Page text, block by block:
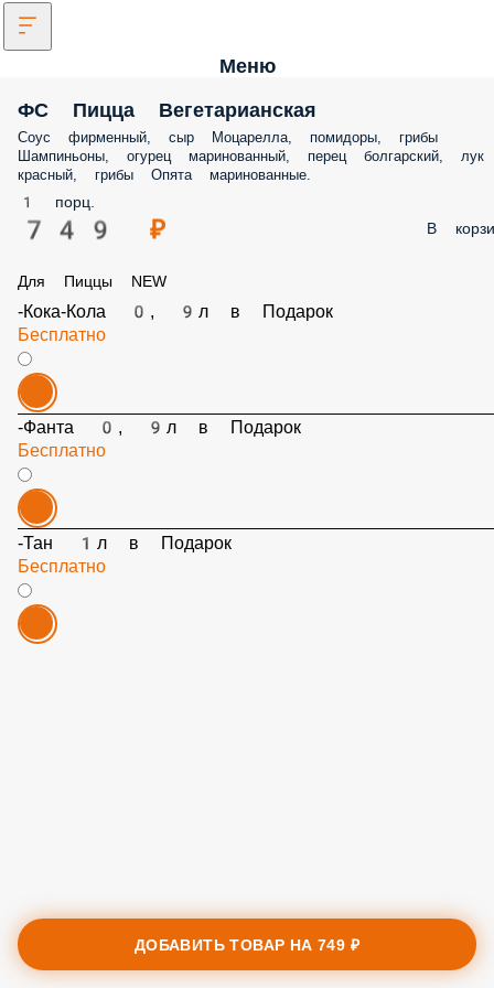
Меню
ФС Пицца Вегетарианская
Соус фирменный, сыр Моцарелла, помидоры, грибы
Шампиньоны, огурец маринованный, перец болгарский, лук
красный, грибы Опята маринованные.
1 порц.
749 ₽ В
Для Пиццы NEW
-Кока-Кола 0, 9л в Подарок
Бесплатно
-Фанта 0, 9л в Подарок
Бесплатно
-Тан 1л в Подарок
Бесплатно
ДОБАВИТЬ ТОВАР НА749 ₽